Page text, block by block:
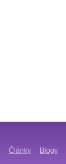
Články Blogy